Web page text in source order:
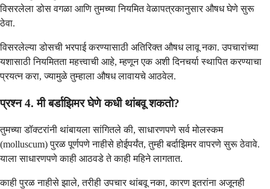
विसरलेला डोस वगळा आणि तुमच्या नियमित वेळापत्रकानुसार औषध घेणे सुरू
ठेवा.
विसरलेल्या डोसची भरपाई करण्यासाठी अतिरिक्त औषध लावू नका. उपचारांच्या
यशासाठी नियमितता महत्त्वाची आहे, म्हणून एक अशी दिनचर्या स्थापित करण्याचा
प्रयत्न करा, ज्यामुळे तुम्हाला औषध लावायचे आठवेल.
प्रश्न 4. मी बर्डाझिमर घेणे कधी थांबवू शकतो?
तुमच्या डॉक्टरांनी थांबायला सांगितले की, साधारणपणे सर्व मोलस्कम
(molluscum) पुरळ पूर्णपणे नाहीसे होईपर्यंत, तुम्ही बर्दाझिमर वापरणे सुरू ठेवावे.
याला साधारणपणे काही आठवडे ते काही महिने लागतात.
काही पुरळ नाहीसे झाले, तरीही उपचार थांबवू नका, कारण इतरांना अजूनही